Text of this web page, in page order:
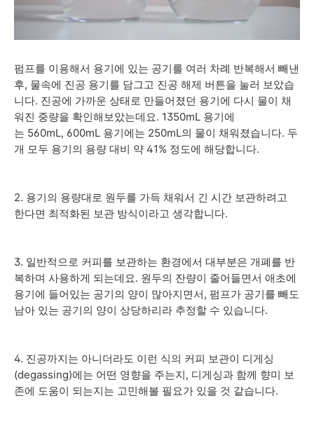
펌프를 이용해서 용기에 있는 공기를 여러 차례 반복해서 빼낸
후, 물속에 진공 용기를 담그고 진공 해제 버튼을 눌러 보았습
니다. 진공에 가까운 상태로 만들어졌던 용기에 다시 물이 채
워진 중량을 확인해보았는데요. 1350mL 용기에
는 560mL, 600mL 용기에는 250mL의 물이 채워졌습니다. 두
개 모두 용기의 용량 대비 약 41% 정도에 해당합니다.
2. 용기의 용량대로 원두를 가득 채워서 긴 시간 보관하려고
한다면 최적화된 보관 방식이라고 생각합니다.
3. 일반적으로 커피를 보관하는 환경에서 대부분은 개폐를 반
복하며 사용하게 되는데요. 원두의 잔량이 줄어들면서 애초에
용기에 들어있는 공기의 양이 많아지면서, 펌프가 공기를 빼도
남아 있는 공기의 양이 상당하리라 추정할 수 있습니다.
4. 진공까지는 아니더라도 이런 식의 커피 보관이 디게싱
(degassing)에는 어떤 영향을 주는지, 디게싱과 함께 향미 보
존에 도움이 되는지는 고민해볼 필요가 있을 것 같습니다.